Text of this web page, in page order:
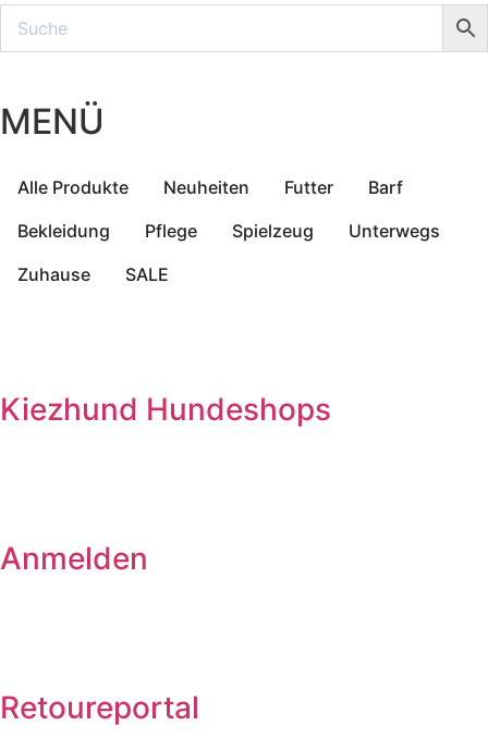
MENÜ
Alle Produkte Neuheiten Futter
Barf
Bekleidung
Pflege Spielzeug
Unterwegs
Zuhause
SALE
Kiezhund Hundeshops
Anmelden
Retoureportal